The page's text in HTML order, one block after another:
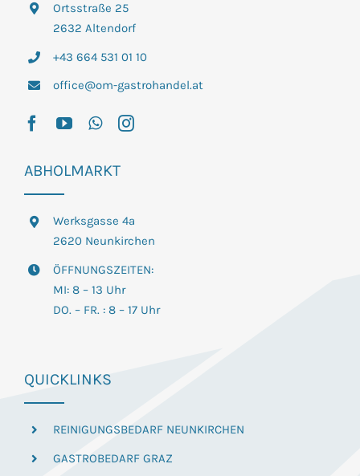
Ortsstraße 25
2632 Altendorf
+43 664 531 01 10
office@om-gastrohandel.at
ABHOLMARKT
Werksgasse 4a
2620 Neunkirchen
ÖFFNUNGSZEITEN:
MI: 8 – 13 Uhr
DO. – FR. : 8 – 17 Uhr
QUICKLINKS
REINIGUNGSBEDARF NEUNKIRCHEN
GASTROBEDARF GRAZ